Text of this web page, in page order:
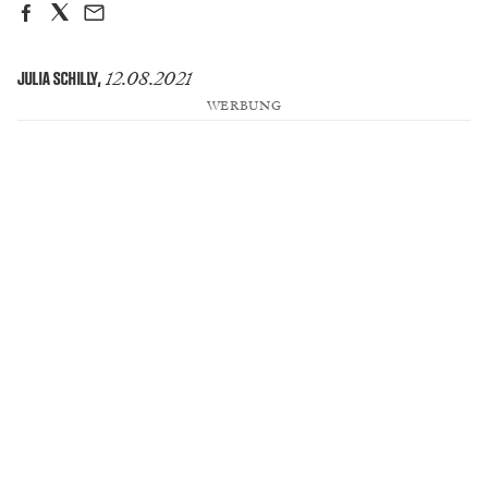
JULIA SCHILLY, 12.08.2021
WERBUNG